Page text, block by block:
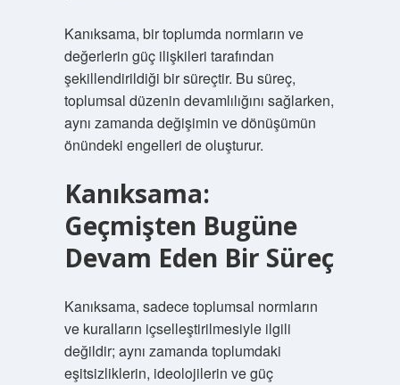
Kanıksama, bir toplumda normların ve
değerlerin güç ilişkileri tarafından
şekillendirildiği bir süreçtir. Bu süreç,
toplumsal düzenin devamlılığını sağlarken,
aynı zamanda değişimin ve dönüşümün
önündeki engelleri de oluşturur.
Kanıksama:
Geçmişten Bugüne
Devam Eden Bir Süreç
Kanıksama, sadece toplumsal normların
ve kuralların içselleştirilmesiyle ilgili
değildir; aynı zamanda toplumdaki
eşitsizliklerin, ideolojilerin ve güç